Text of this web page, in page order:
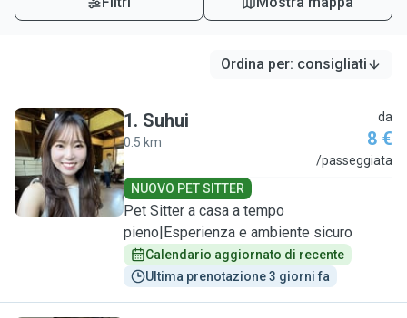
Ordina per: consigliati
S
1. Suhui
0.5 km
da
8 €
/passeggiata
NUOVO PET SITTER
Pet Sitter a casa a tempo
pieno|Esperienza e ambiente sicuro
Calendario aggiornato di recente
Ultima prenotazione 3 giorni fa